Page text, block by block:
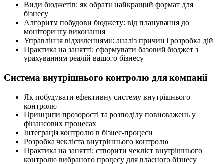
Види бюджетів: як обрати найкращий формат для
бізнесу
Алгоритм побудови бюджету: від планування до
моніторингу виконання
Управління відхиленнями: аналіз причин і розробка дій
Практика на занятті: сформувати базовий бюджет з
урахуванням реалій вашого бізнесу
Система внутрішнього контролю для компанії
Як побудувати ефективну систему внутрішнього
контролю
Принципи прозорості та розподілу повноважень у
фінансових процесах
Інтеграція контролю в бізнес-процеси
Розробка чекліста внутрішнього контролю
Практика на занятті: створити чекліст внутрішнього
контролю вибраного процесу для власного бізнесу